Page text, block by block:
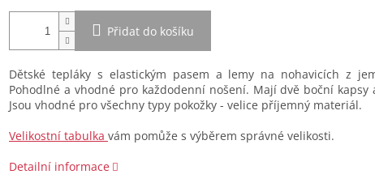
Přidat do košíku
Dětské tepláky s elastickým pasem a lemy na nohavicích z
Pohodlné a vhodné pro každodenní nošení. Mají dvě boční kapsy
Jsou vhodné pro všechny typy pokožky - velice příjemný materiál.
Velikostní tabulka vám pomůže s výběrem správné velikosti.
Detailní informace